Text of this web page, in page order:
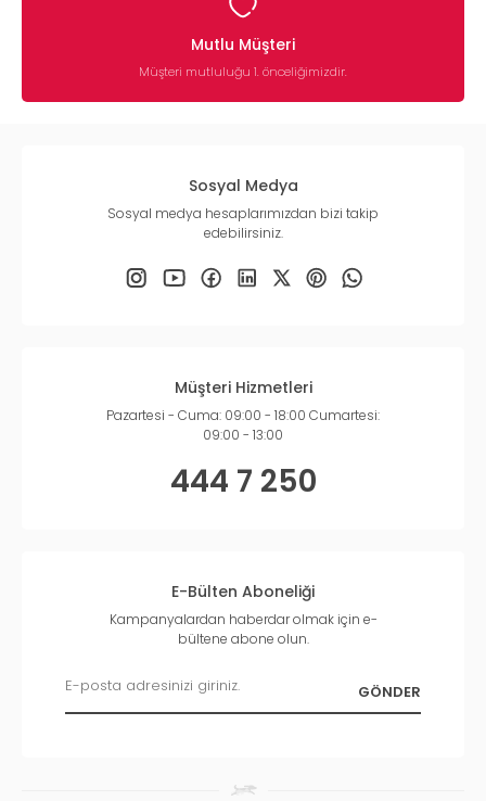
Mutlu Müşteri
Müşteri mutluluğu 1. önceliğimizdir.
Sosyal Medya
Sosyal medya hesaplarımızdan bizi takip
edebilirsiniz.
Müşteri Hizmetleri
Pazartesi - Cuma: 09:00 - 18:00 Cumartesi:
09:00 - 13:00
444 7 250
E-Bülten Aboneliği
Kampanyalardan haberdar olmak için e-
bültene abone olun.